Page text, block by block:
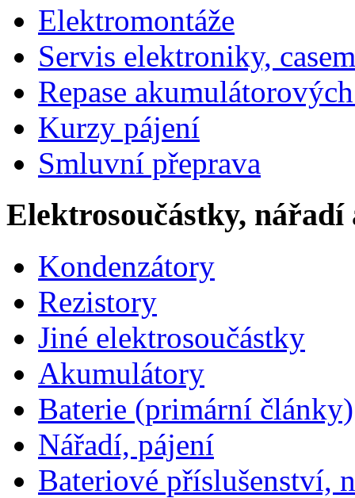
Elektromontáže
Servis elektroniky,
Repase
Kurzy pájení
Smluvní přeprava
Elektrosoučástky, nářadí
Kondenzátory
Rezistory
Jiné elektrosoučástky
Akumulátory
Baterie (primární články)
Nářadí, pájení
Bateriové příslušenství,